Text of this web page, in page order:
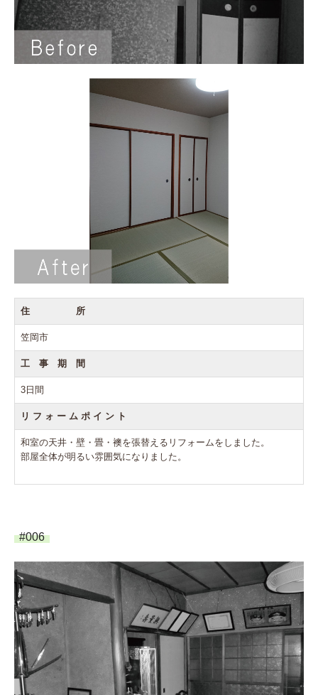
住 所
笠岡市
工 事 期 間
3日間
リ フ ォ ー ム ポ イ ン ト
和室の天井・壁・畳・襖を張替えるリフォームをしました。
部屋全体が明るい雰囲気になりました。
#006